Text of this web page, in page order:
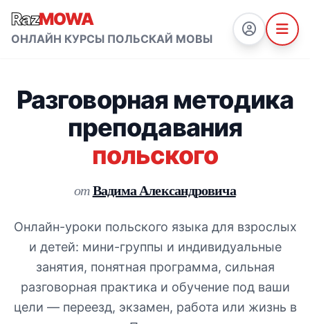
RazMOWA
ОНЛАЙН КУРСЫ ПОЛЬСКАЙ МОВЫ
Разговорная методика
преподавания
польского
отВадима Александровича
Онлайн-уроки польского языка для взрослых
и детей: мини-группы и индивидуальные
занятия, понятная программа, сильная
разговорная практика и обучение под ваши
цели — переезд, экзамен, работа или жизнь в